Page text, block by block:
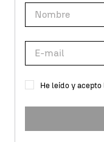
He leído y acepto